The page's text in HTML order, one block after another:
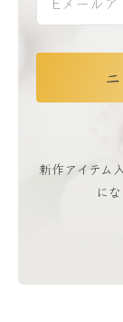
新作アイテム
に